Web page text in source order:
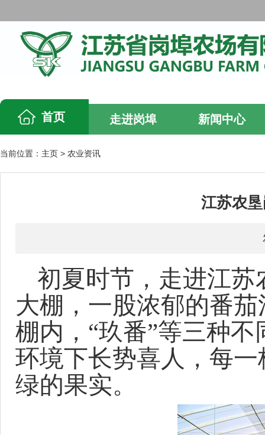
首页 走进岗埠 新闻中心
当前位置： 主页 > 农业资讯
江苏农
初夏时节，走进江苏
大棚，一股浓郁的番
棚内， “玖番”等三种不
环境下长势喜人，每一
绿的果实。